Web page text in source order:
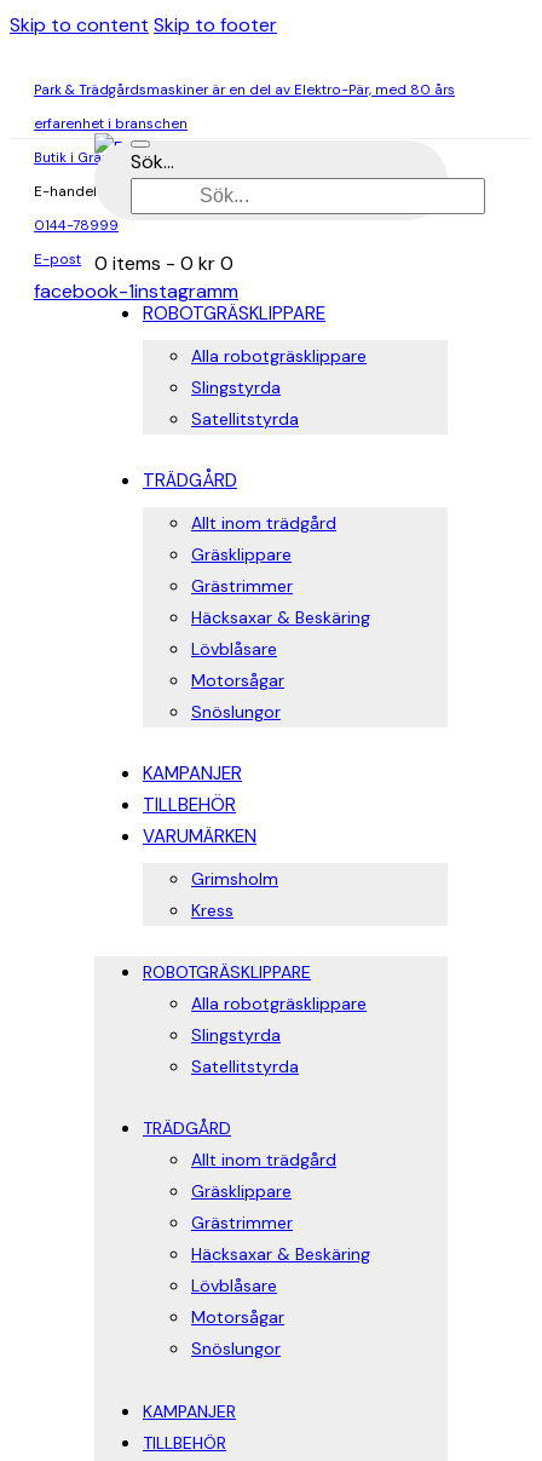
Skip to content Skip to footer
Park & Trädgårdsmaskiner är en del av Elektro-Pär, med 80 års
erfarenhet i branschen
Butik i Gränna & Ödeshög
E-handel
0144-78999
E-post
facebook-1instagramm
Sök...
0 items - 0 kr0
ROBOTGRÄSKLIPPARE
Alla robotgräsklippare
Slingstyrda
Satellitstyrda
TRÄDGÅRD
Allt inom trädgård
Gräsklippare
Grästrimmer
Häcksaxar & Beskäring
Lövblåsare
Motorsågar
Snöslungor
KAMPANJER
TILLBEHÖR
VARUMÄRKEN
Grimsholm
Kress
ROBOTGRÄSKLIPPARE
Alla robotgräsklippare
Slingstyrda
Satellitstyrda
TRÄDGÅRD
Allt inom trädgård
Gräsklippare
Grästrimmer
Häcksaxar & Beskäring
Lövblåsare
Motorsågar
Snöslungor
KAMPANJER
TILLBEHÖR